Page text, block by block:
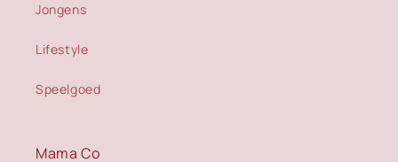
Jongens
Lifestyle
Speelgoed
Mama Co